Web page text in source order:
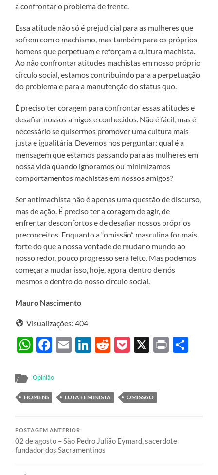
a confrontar o problema de frente.
Essa atitude não só é prejudicial para as mulheres que
sofrem com o machismo, mas também para os próprios
homens que perpetuam e reforçam a cultura machista.
Ao não confrontar atitudes machistas em nosso próprio
círculo social, estamos contribuindo para a perpetuação
do problema e para a manutenção do status quo.
É preciso ter coragem para confrontar essas atitudes e
desafiar nossos amigos e conhecidos. Não é fácil, mas é
necessário se quisermos promover uma cultura mais
justa e igualitária. Devemos nos perguntar: qual é a
mensagem que estamos passando para as mulheres em
nossa vida quando ignoramos ou minimizamos
comportamentos machistas em nossos amigos?
Ser antimachista não é apenas uma questão de discurso,
mas de ação. É preciso ter a coragem de agir, de
enfrentar desconfortos e de desafiar nossos próprios
preconceitos. Enquanto a “omissão” masculina for mais
forte do que a nossa vontade de mudar o mundo ao
nosso redor, pouco progresso será feito. Mas podemos
começar a mudar isso, hoje, agora, dentro de nós
mesmos e dentro do nosso círculo social.
Mauro Nascimento
Visualizações: 404
WhatsApp
Facebook
EmailLinkedIn
Reddit
Pocket
X Print
Opinião
HOMENS LUTA FEMINISTA OMISSÃO
POSTAGEM ANTERIOR
02 de agosto – São Pedro Julião Eymard, sacerdote
fundador dos Sacramentinos